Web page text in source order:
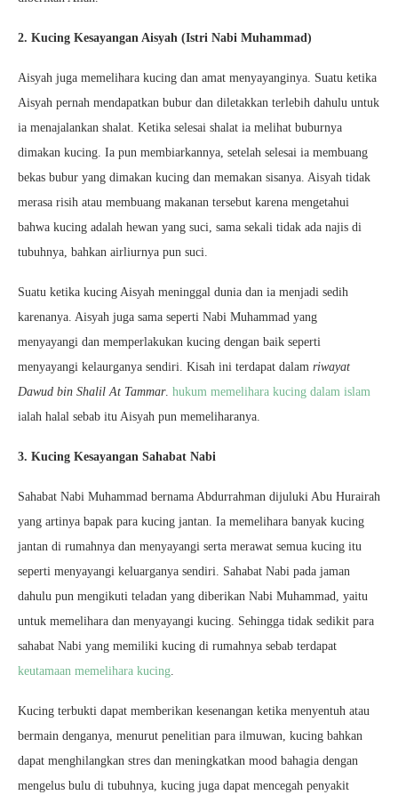
2. Kucing Kesayangan Aisyah (Istri Nabi Muhammad)
Aisyah juga memelihara kucing dan amat menyayanginya. Suatu ketika
Aisyah pernah mendapatkan bubur dan diletakkan terlebih dahulu untuk
ia menajalankan shalat. Ketika selesai shalat ia melihat buburnya
dimakan kucing. Ia pun membiarkannya, setelah selesai ia membuang
bekas bubur yang dimakan kucing dan memakan sisanya. Aisyah tidak
merasa risih atau membuang makanan tersebut karena mengetahui
bahwa kucing adalah hewan yang suci, sama sekali tidak ada najis di
tubuhnya, bahkan airliurnya pun suci.
Suatu ketika kucing Aisyah meninggal dunia dan ia menjadi sedih
karenanya. Aisyah juga sama seperti Nabi Muhammad yang
menyayangi dan memperlakukan kucing dengan baik seperti
menyayangi kelaurganya sendiri. Kisah ini terdapat dalam riwayat
Dawud bin Shalil At Tammar. hukum memelihara kucing dalam islam
ialah halal sebab itu Aisyah pun memeliharanya.
3. Kucing Kesayangan Sahabat Nabi
Sahabat Nabi Muhammad bernama Abdurrahman dijuluki Abu Hurairah
yang artinya bapak para kucing jantan. Ia memelihara banyak kucing
jantan di rumahnya dan menyayangi serta merawat semua kucing itu
seperti menyayangi keluarganya sendiri. Sahabat Nabi pada jaman
dahulu pun mengikuti teladan yang diberikan Nabi Muhammad, yaitu
untuk memelihara dan menyayangi kucing. Sehingga tidak sedikit para
sahabat Nabi yang memiliki kucing di rumahnya sebab terdapat
keutamaan memelihara kucing.
Kucing terbukti dapat memberikan kesenangan ketika menyentuh atau
bermain denganya, menurut penelitian para ilmuwan, kucing bahkan
dapat menghilangkan stres dan meningkatkan mood bahagia dengan
mengelus bulu di tubuhnya, kucing juga dapat mencegah penyakit